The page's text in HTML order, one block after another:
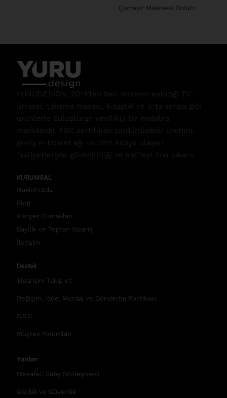
Çamaşır Makinesi Dolabı
YURUDESIGN, 2014’ten beri modern estetiği TV
ünitesi, çalışma masası, kitaplık ve orta sehpa gibi
ürünlerle buluşturan yenilikçi bir mobilya
markasıdır. FSC sertifikalı sürdürülebilir üretimi,
geniş e-ticaret ağı ve dört kıtaya ulaşan
faaliyetleriyle güvenilirliği ve kaliteyi öne çıkarır.
KURUMSAL
Hakkımızda
Blog
Kariyer Olanakları
Bayilik ve Toptan Sipariş
İletişim
Destek
Siparişini Takip et
Değişim, İade, Montaj ve Gönderim Politikası
S.S.S
Müşteri Yorumları
Yardım
Mesafeli Satış Sözleşmesi
Gizlilik ve Güvenlik